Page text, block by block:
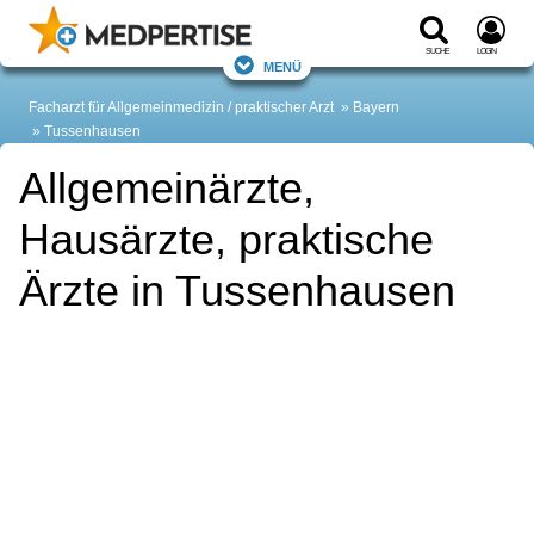
Suche Login
Menü
Facharzt für Allgemeinmedizin / praktischer Arzt
Bayern
Tussenhausen
Allgemeinärzte,
Hausärzte, praktische
Ärzte in Tussenhausen